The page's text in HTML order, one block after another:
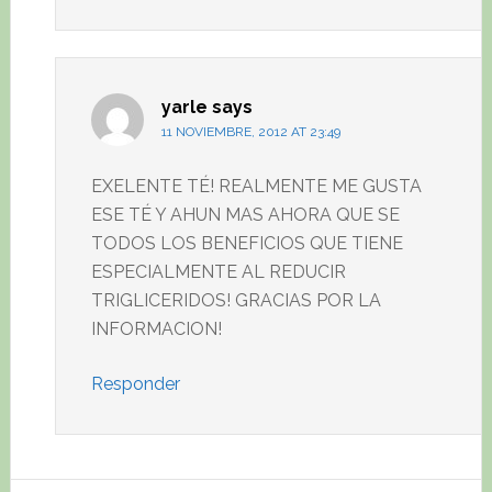
yarle says
11 NOVIEMBRE, 2012 AT 23:49
EXELENTE TÉ! REALMENTE ME GUSTA
ESE TÉ Y AHUN MAS AHORA QUE SE
TODOS LOS BENEFICIOS QUE TIENE
ESPECIALMENTE AL REDUCIR
TRIGLICERIDOS! GRACIAS POR LA
INFORMACION!
Responder